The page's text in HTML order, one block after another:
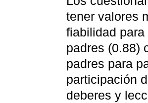
tener valores
fiabilidad
padres (0.88)
padres para
participación
deberes y